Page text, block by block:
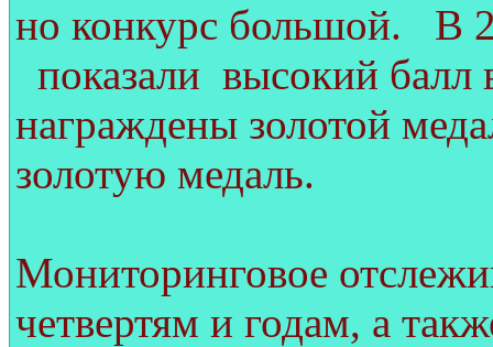
но конкурс большой. В
показали высокий
награждены золотой
золотую медаль.
Мониторинговое
четвертям и годам, а